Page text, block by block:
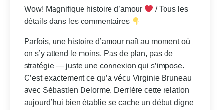
Wow! Magnifique histoire d’amour
/ Tous les
détails dans les commentaires
Parfois, une histoire d’amour naît au moment où
on s’y attend le moins. Pas de plan, pas de
stratégie — juste une connexion qui s’impose.
C’est exactement ce qu’a vécu Virginie Bruneau
avec Sébastien Delorme. Derrière cette relation
aujourd’hui bien établie se cache un début digne